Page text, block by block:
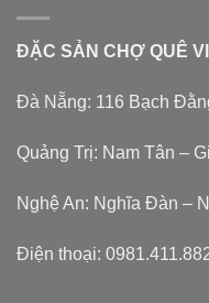
ĐẶC SẢN CHỢ QUÊ
Đà Nẵng: 116 Bạch
Quảng Trị: Nam Tân –
Nghệ An: Nghĩa Đàn –
Điện thoại: